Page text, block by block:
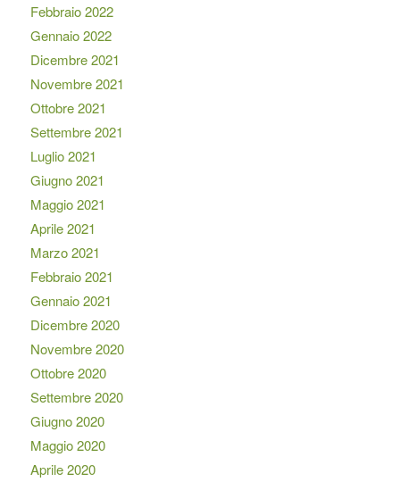
Febbraio 2022
Gennaio 2022
Dicembre 2021
Novembre 2021
Ottobre 2021
Settembre 2021
Luglio 2021
Giugno 2021
Maggio 2021
Aprile 2021
Marzo 2021
Febbraio 2021
Gennaio 2021
Dicembre 2020
Novembre 2020
Ottobre 2020
Settembre 2020
Giugno 2020
Maggio 2020
Aprile 2020